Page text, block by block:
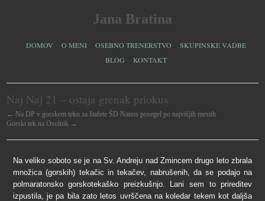
Jana Bratina
DOMOV O MENI OSEBNO TRENERSTVO
SKUPINSKE VADBE
BLOG
KONTAKT
Naj Naj 21 – ostaja grenak priokus
← Na DP v gorskem teku za štafete ŠD Nanos posegel po najvišjih mestih
Gorski tek na Osolnik →
Na veliko soboto se je na Sv. Andreju nad Zmincem drugo leto zbrala
množica (gorskih) tekačic in tekačev, nabrušenih, da se podajo na
polmaratonsko gorskotekaško preizkušnjo. Lani sem to prireditev
izpustila, je pa bila zato letos uvrščena na koledar tekem kot daljša